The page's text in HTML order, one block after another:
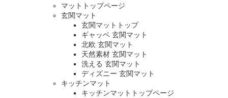
マットトップページ
玄関マット
玄関マットトップ
ギャッベ 玄関マット
北欧 玄関マット
天然素材 玄関マット
洗える 玄関マット
ディズニー 玄関マット
キッチンマット
キッチンマットトップページ